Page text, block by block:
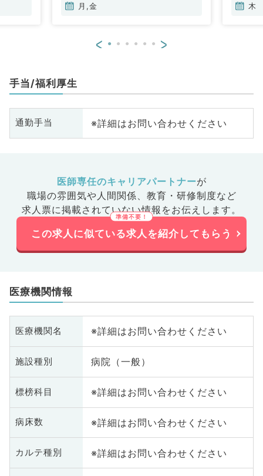
月,金 木
< >
手当/福利厚生
通勤手当 ※詳細はお問い合わせください
医師専任のキャリアパートナーが
職場の雰囲気や人間関係、 教育・研修制度など
求人票に掲載されていない情報をお伝えします。
この求人に似ている求人を紹介してもらう
医療機関情報
医療機関名 ※詳細はお問い合わせください
施設種別 病院（一般）
標榜科目 ※詳細はお問い合わせください
病床数 ※詳細はお問い合わせください
カルテ種別 ※詳細はお問い合わせください